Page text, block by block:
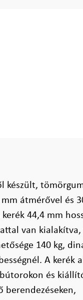
készült,
átmérővel és
44,4 mm
van kialakítva,
140 kg,
A kerék
és
berendezéseken,